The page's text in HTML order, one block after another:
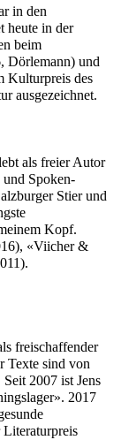
in den
heute in der
beim
Dörlemann) und
Kulturpreis des
ausgezeichnet.
als freier Autor
Spoken-
Stier und
Kopf.
«Viicher &
freischaffender
Texte sind von
2007 ist Jens
2017
Literaturpreis